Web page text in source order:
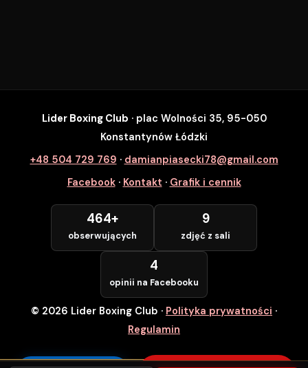
SZYBKI ZAPIS
Zapisz się na wybrane zajęcia
Numer Telefonu *
POTWIERDZAM — WCHODZĘ ZA
DARMO
Lider Boxing Club · plac Wolności 35, 95-050
Konstantynów Łódzki
+48 504 729 769 · damianpiasecki78@gmail.com
Facebook· Kontakt · Grafik i cennik
464+
obserwujących
9
zdjęć z sali
4
opinii na Facebooku
© 2026 Lider Boxing Club · Polityka prywatności ·
Regulamin